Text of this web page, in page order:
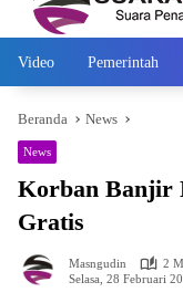
Video Pemerintah
Beranda News
News
Korban Banjir
Gratis
Masngudin
2
Selasa, 28 Februari